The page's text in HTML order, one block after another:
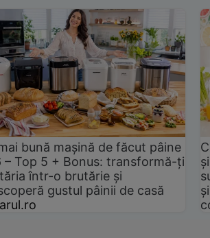
bună mașină de făcut pâine
– Top 5 + Bonus: transformă-ți
într-o brutărie și
gustul pâinii de casă